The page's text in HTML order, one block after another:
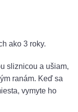
ako 3 roky.
sliznicou a ušiam,
ranám. Keď sa
vymyte ho